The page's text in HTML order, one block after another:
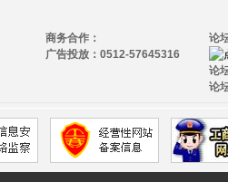
论
论
论
商务合作：
广告投放：0512-57645316